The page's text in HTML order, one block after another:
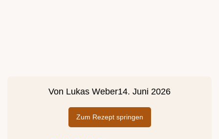
Von Lukas Weber14. Juni 2026
Zum Rezept springen